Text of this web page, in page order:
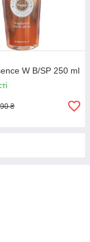
W B/SP 250 ml
₴